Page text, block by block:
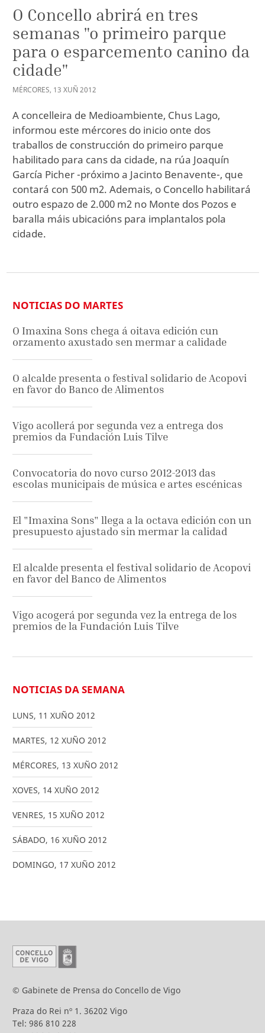
O Concello abrirá en tres
semanas "o primeiro parque
para o esparcemento canino da
cidade"
MÉRCORES, 13 XUÑ 2012
A concelleira de Medioambiente, Chus Lago,
informou este mércores do inicio onte dos
traballos de construcción do primeiro parque
habilitado para cans da cidade, na rúa Joaquín
García Picher -próximo a Jacinto Benavente-, que
contará con 500 m2. Ademais, o Concello habilitará
outro espazo de 2.000 m2 no Monte dos Pozos e
baralla máis ubicacións para implantalos pola
cidade.
NOTICIAS DO MARTES
O Imaxina Sons chega á oitava edición cun
orzamento axustado sen mermar a calidade
O alcalde presenta o festival solidario de Acopovi
en favor do Banco de Alimentos
Vigo acollerá por segunda vez a entrega dos
premios da Fundación Luis Tilve
Convocatoria do novo curso 2012-2013 das
escolas municipais de música e artes escénicas
El "Imaxina Sons" llega a la octava edición con un
presupuesto ajustado sin mermar la calidad
El alcalde presenta el festival solidario de Acopovi
en favor del Banco de Alimentos
Vigo acogerá por segunda vez la entrega de los
premios de la Fundación Luis Tilve
NOTICIAS DA SEMANA
LUNS, 11 XUÑO 2012
MARTES, 12 XUÑO 2012
MÉRCORES, 13 XUÑO 2012
XOVES, 14 XUÑO 2012
VENRES, 15 XUÑO 2012
SÁBADO, 16 XUÑO 2012
DOMINGO, 17 XUÑO 2012
© Gabinete de Prensa do Concello de Vigo
Praza do Rei nº 1. 36202 Vigo
Tel: 986 810 228